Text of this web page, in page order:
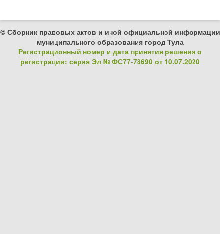
© Сборник правовых актов и иной официальной информации
муниципального образования город Тула
Регистрационный номер и дата принятия решения о
регистрации: серия Эл № ФС77-78690 от 10.07.2020